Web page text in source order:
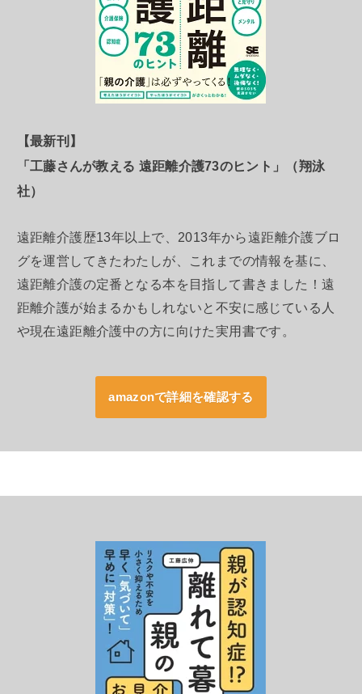
【最新刊】
「工藤さんが教える 遠距離介護73のヒント」（翔泳
社）
遠距離介護歴13年以上で、2013年から遠距離介護ブロ
グを運営してきたわたしが、これまでの情報を基に、
遠距離介護の定番となる本を目指して書きました！遠
距離介護が始まるかもしれないと不安に感じている人
や現在遠距離介護中の方に向けた実用書です。
amazonで詳細を確認する